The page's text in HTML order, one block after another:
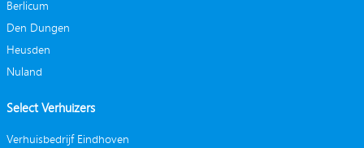
Berlicum
Den Dungen
Heusden
Nuland
Select Verhuizers
Verhuisbedrijf Eindhoven